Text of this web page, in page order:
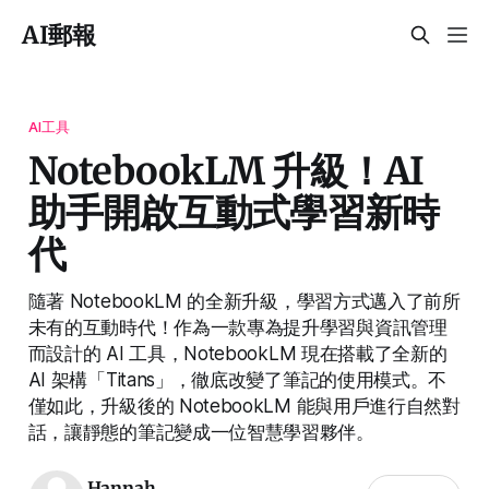
AI郵報
AI工具
NotebookLM 升級！AI
助手開啟互動式學習新時
代
隨著 NotebookLM 的全新升級，學習方式邁入了前所
未有的互動時代！作為一款專為提升學習與資訊管理
而設計的 AI 工具，NotebookLM 現在搭載了全新的
AI 架構「Titans」，徹底改變了筆記的使用模式。不
僅如此，升級後的 NotebookLM 能與用戶進行自然對
話，讓靜態的筆記變成一位智慧學習夥伴。